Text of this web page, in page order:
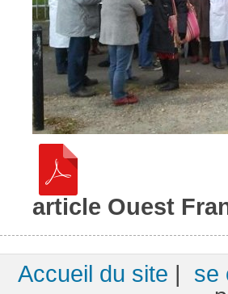
article Ouest
Accueil du site
se